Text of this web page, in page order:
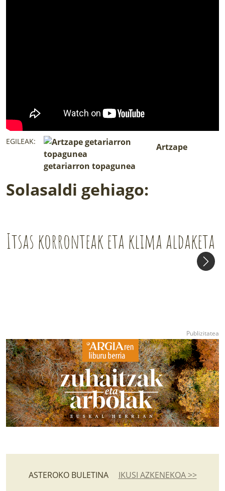
EGILEAK:
Artzape
getariarron topagunea
Solasaldi gehiago:
Itsas korronteak eta klima aldaketa
ASTEROKO BULETINA IKUSI AZKENEKOA >>